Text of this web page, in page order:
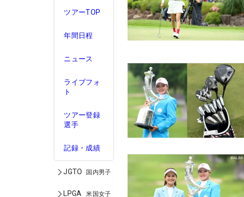
ツアーTOP
年間日程
ニュース
ライブフォ
ト
ツアー登録
選手
記録・成績
JGTO 国内男子
LPGA 米国女子